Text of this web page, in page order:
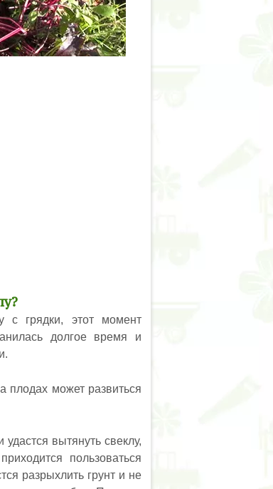
с грядки, этот момент
долгое время и
плодах может развиться
вытянуть свеклу,
пользоваться
разрыхлить грунт и не